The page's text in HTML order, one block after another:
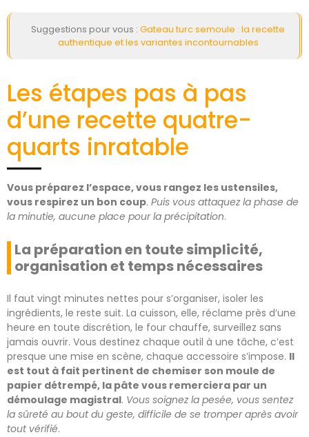
Suggestions pour vous : Gateau turc semoule : la recette
authentique et les variantes incontournables
Les étapes pas à pas
d’une recette quatre-
quarts inratable
Vous préparez l’espace, vous rangez les ustensiles,
vous respirez un bon coup. Puis vous attaquez la phase de
la minutie, aucune place pour la précipitation.
La préparation en toute simplicité,
organisation et temps nécessaires
Il faut vingt minutes nettes pour s’organiser, isoler les
ingrédients, le reste suit. La cuisson, elle, réclame près d’une
heure en toute discrétion, le four chauffe, surveillez sans
jamais ouvrir. Vous destinez chaque outil à une tâche, c’est
presque une mise en scène, chaque accessoire s’impose. Il
est tout à fait pertinent de chemiser son moule de
papier détrempé, la pâte vous remerciera par un
démoulage magistral. Vous soignez la pesée, vous sentez
la sûreté au bout du geste, difficile de se tromper après avoir
tout vérifié.